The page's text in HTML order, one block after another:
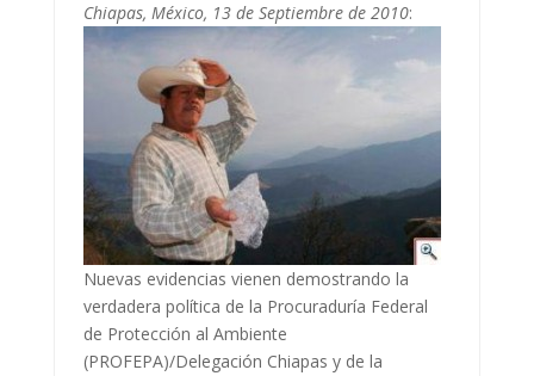
Chiapas, México, 13 de Septiembre de 2010:
Nuevas evidencias vienen demostrando la
verdadera política de la Procuraduría Federal
de Protección al Ambiente
(PROFEPA)/Delegación Chiapas y de la